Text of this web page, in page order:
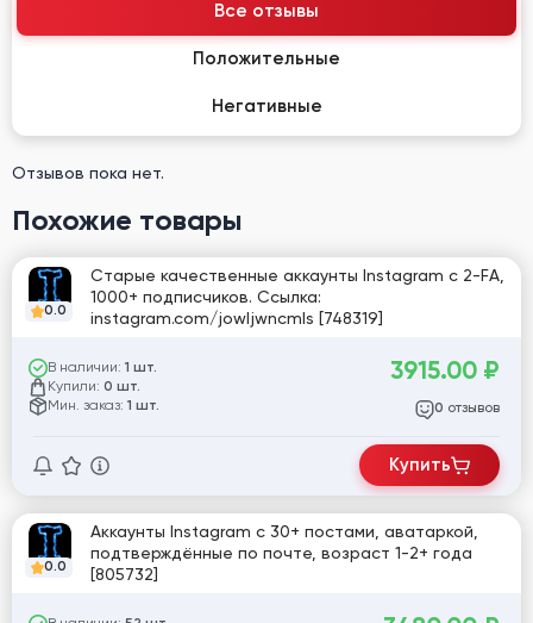
Все отзывы
Положительные
Негативные
Отзывов пока нет.
Похожие товары
0.0
Старые качественные аккаунты Instagram с 2-FA,
1000+ подписчиков. Ссылка:
instagram.com/jowljwncmls [748319]
В наличии: 1 шт.
Купили: 0 шт.
Мин. заказ: 1 шт.
3915.00 ₽
0 отзывов
Купить
0.0
Аккаунты Instagram с 30+ постами, аватаркой,
подтверждённые по почте, возраст 1-2+ года
[805732]